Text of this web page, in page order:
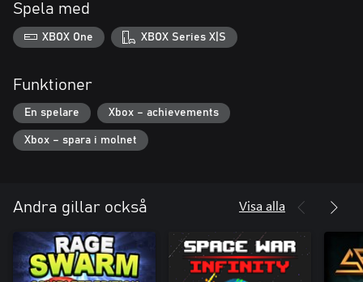
Spela med
XBOX One XBOX Series X|S
Funktioner
En spelare Xbox – achievements
Xbox – spara i molnet
Andra gillar också Visa alla